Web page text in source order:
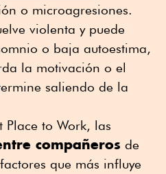
o microagresiones.
violenta y puede
o baja autoestima,
la motivación o el
saliendo de la
Place to Work, las
compañeros de
que más influye